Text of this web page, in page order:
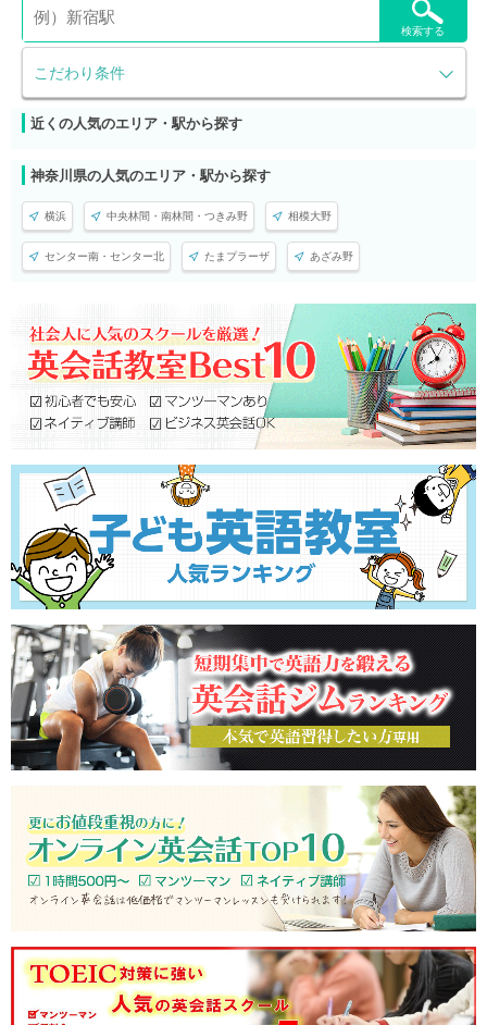
こだわり条件
検索する
近くの人気のエリア・駅から探す
神奈川県の人気のエリア・駅から探す
横浜 中央林間・南林間・つきみ野 相模大野
センター南・センター北 たまプラーザ あざみ野